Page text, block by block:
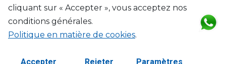
cliquant sur « Accepter », vous acceptez nos
conditions générales.
Politique en matière de cookies.
Accepter Rejeter Paramètres